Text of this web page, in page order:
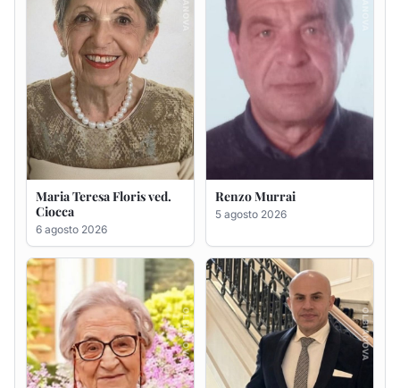
Giovanna Ponsanu Ved.
Decandia
5 agosto 2026
Giuseppe Saba
5 agosto 2026